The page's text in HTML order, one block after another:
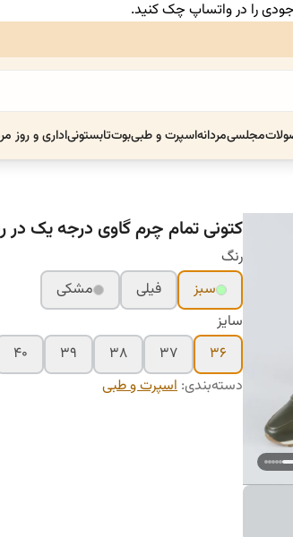
را در واتساپ چک کنید.
مجلسیمردانهاسپرت و طبیبوتتابستونیاداری و روز
کتونی تمام چرم گاوی درجه یک در
رنگ
سبز
فیلی
مشکی
سایز
۳۶
۳۷ ۳۸ ۳۹ ۴۰
دسته‌بندی: اسپرت و طبی